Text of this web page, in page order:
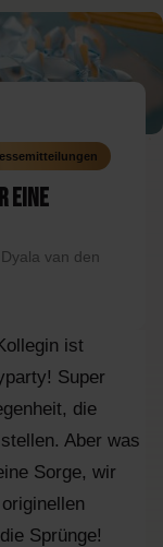
eine
van den
ist
Super
die
Aber was
Sorge, wir
Sprünge!